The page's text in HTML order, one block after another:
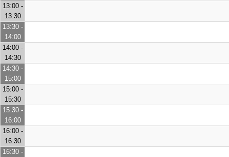
13:00 -
13:30
13:30 -
14:00
14:00 -
14:30
14:30 -
15:00
15:00 -
15:30
15:30 -
16:00
16:00 -
16:30
16:30 -